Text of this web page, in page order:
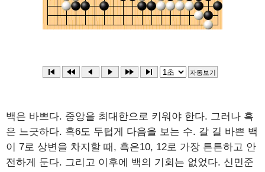
백은 바쁘다. 중앙을 최대한으로 키워야 한다. 그러나 흑
은 느긋하다. 흑6도 두텁게 다음을 보는 수. 갈 길 바쁜 백
이 7로 상변을 차지할 때, 흑은10, 12로 가장 튼튼하고 안
전하게 둔다. 그리고 이후에 백의 기회는 없었다. 신민준